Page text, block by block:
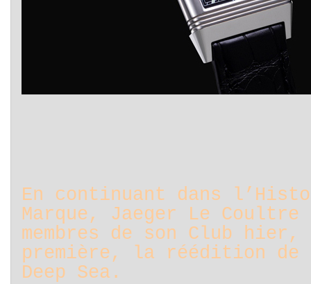
En continuant dans
Marque, Jaeger Le Coultre
membres de son Club
première, la réédition de
Deep Sea.